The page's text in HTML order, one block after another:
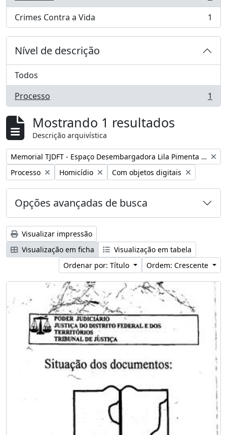
Crimes Contra a Vida
, 1 resultados 1
Nível de descrição
Todos
Processo
, 1 resultados 1
Mostrando 1 resultados
Descrição arquivística
Remover filtro:
Memorial TJDFT - Espaço Desembargadora Lila Pimenta Duarte
Remover filtro:
Processo Remover filtro:
Homicídio Remover filtro:
Com objetos digitais
Opções avançadas de busca
Visualizar impressão
Visualização em ficha
Visualização em tabela
Ordenar por: Título
Ordem: Crescente